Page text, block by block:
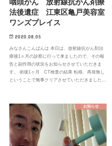
咽頭がん 放射線抗がん剤療
法後遺症 江東区亀戸美容室
ワンズプレイス
2020.08.05
みなさんこんばんは 本日は、放射線抗がん剤治
療後1ヶ月の診察に行って来ましたので、その報
告と副作用の状況をお知らせさせていただきま
す。 術後1ヶ月 CT検査の結果 転移、再発無し
ということで無事クリアさせていただきました…
お知らせ